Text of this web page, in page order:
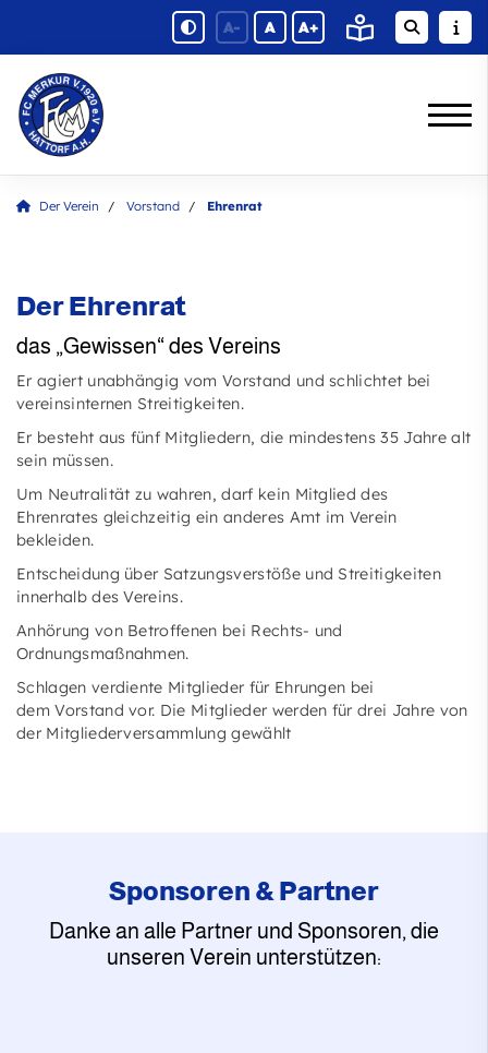
A- A A+
Der Verein Vorstand Ehrenrat
Der Ehrenrat
das „Gewissen“ des Vereins
Er agiert unabhängig vom Vorstand und schlichtet bei
vereinsinternen Streitigkeiten.
Er besteht aus fünf Mitgliedern, die mindestens 35 Jahre alt
sein müssen.
Um Neutralität zu wahren, darf kein Mitglied des
Ehrenrates gleichzeitig ein anderes Amt im Verein
bekleiden.
Entscheidung über Satzungsverstöße und Streitigkeiten
innerhalb des Vereins.
Anhörung von Betroffenen bei Rechts- und
Ordnungsmaßnahmen.
Schlagen verdiente Mitglieder für Ehrungen bei
dem Vorstand vor. Die Mitglieder werden für drei Jahre von
der Mitgliederversammlung gewählt
Sponsoren & Partner
Danke an alle Partner und Sponsoren, die
unseren Verein unterstützen: